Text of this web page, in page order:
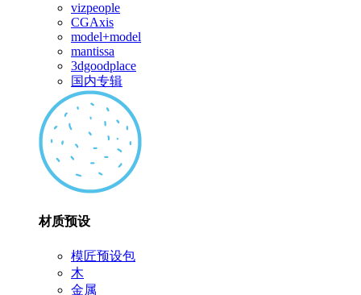
vizpeople
CGAxis
model+model
mantissa
3dgoodplace
国内专辑
材质预设
模匠预设包
木
金属